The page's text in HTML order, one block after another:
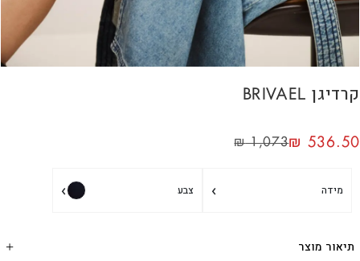
קרדיגן BRIVAEL
₪1,073₪ 536.50
מידה › צבע ›
תיאור מוצר